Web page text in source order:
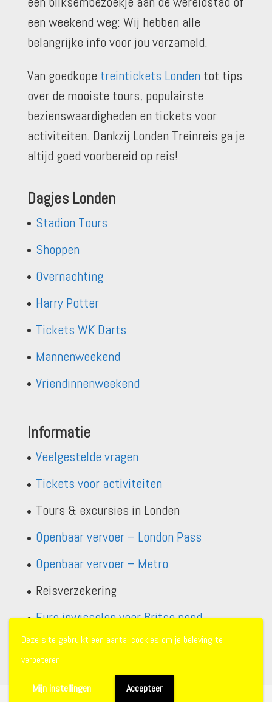
Deze site gebruikt een aantal cookies om je beleving te
verbeteren.
Mijn instellingen Accepteer
een weekend weg: Wij hebben alle
belangrijke info voor jou verzameld.
Van goedkope treintickets Londen tot tips
over de mooiste tours, populairste
bezienswaardigheden en tickets voor
activiteiten. Dankzij Londen Treinreis ga je
altijd goed voorbereid op reis!
Dagjes Londen
Stadion Tours
Shoppen
Overnachting
Harry Potter
Tickets WK Darts
Mannenweekend
Vriendinnenweekend
Informatie
Veelgestelde vragen
Tickets voor activiteiten
Tours & excursies in Londen
Openbaar vervoer – London Pass
Openbaar vervoer – Metro
Reisverzekering
Euro inwisselen voor Britse pond